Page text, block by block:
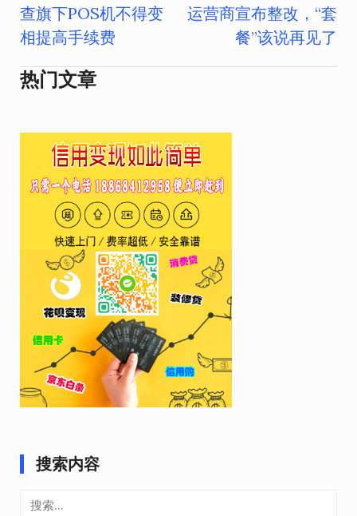
章
航
查旗下POS机不得变
相提高手续费
运营商宣布整改，“套
餐”该说再见了
热门文章
搜索内容